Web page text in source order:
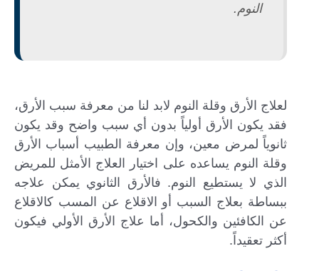
النوم.
لعلاج الأرق وقلة النوم لابد لنا من معرفة سبب الأرق،
فقد يكون الأرق أولياً بدون أي سبب واضح وقد يكون
ثانوياً لمرض معين، وإن معرفة الطبيب أسباب الأرق
وقلة النوم يساعده على اختيار العلاج الأمثل للمريض
الذي لا يستطيع النوم. فالأرق الثانوي يمكن علاجه
ببساطة بعلاج السبب أو الاقلاع عن المسب كالاقلاع
عن الكافئين والكحول، أما علاج الأرق الأولي فيكون
أكثر تعقيداً.